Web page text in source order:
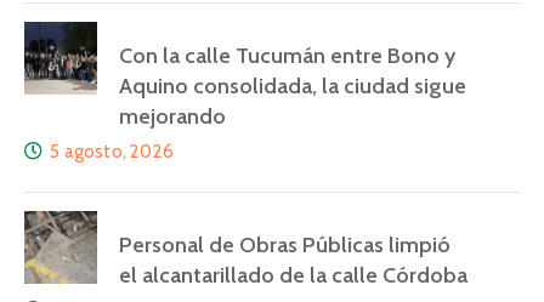
Con la calle Tucumán entre Bono y
Aquino consolidada, la ciudad sigue
mejorando
5 agosto, 2026
Personal de Obras Públicas limpió
el alcantarillado de la calle Córdoba